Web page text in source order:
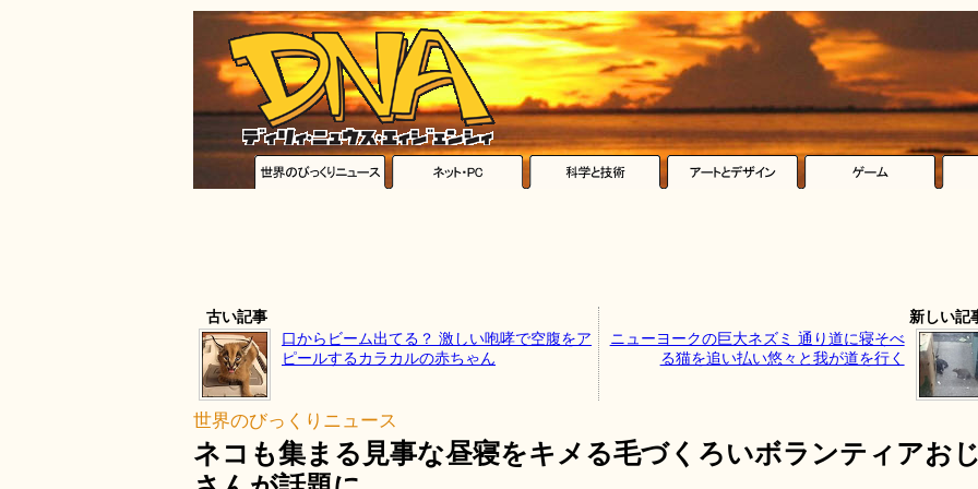
古い記事
口からビーム出てる？ 激しい咆哮で空腹をア
ピールするカラカルの赤ちゃん
新しい記
ニューヨークの巨大ネズミ 通り道に寝そべ
る猫を追い払い悠々と我が道を行く
世界のびっくりニュース
ネコも集まる見事な昼寝をキメる毛づくろいボランティアお